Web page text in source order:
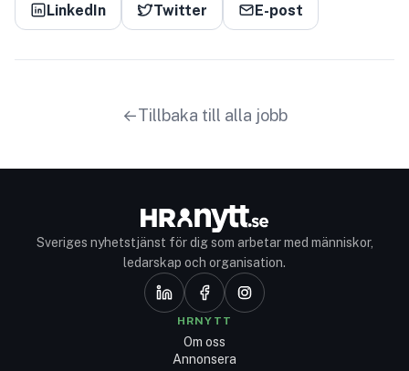
LinkedIn Twitter E-post
Tillbaka till alla jobb
Sveriges nyhetstjänst för dig som arbetar med människor,
ledarskap och organisation.
HRNYTT
Om oss
Annonsera